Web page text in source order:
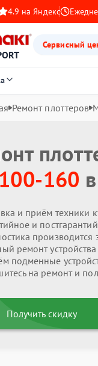
4.9 на Яндекс
Сервисный
Ремонт плоттеров
160
и приём техники
и
производится
ремонт
подменные
на ремонт и
Получить скидку